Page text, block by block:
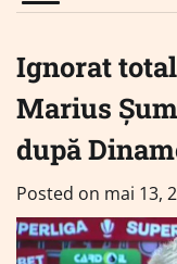
Ignorat
Marius
după
Posted on mai 13,